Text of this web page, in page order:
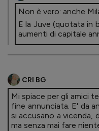
Non è vero: anche
E la Juve (quotata in
aumenti di capitale
CRI BG
Mi spiace per gli amici
fine annunciata. E' da
si accusano a vicenda,
ma senza mai fare